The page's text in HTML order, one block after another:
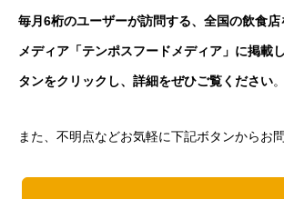
毎月6桁のユーザーが訪問する、全国の飲食
メディア「テンポスフードメディア」に掲載
タンをクリックし、詳細をぜひご覧ください。
また、不明点などお気軽に下記ボタンからお